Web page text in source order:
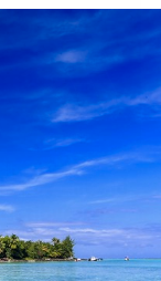
Foy entend
des